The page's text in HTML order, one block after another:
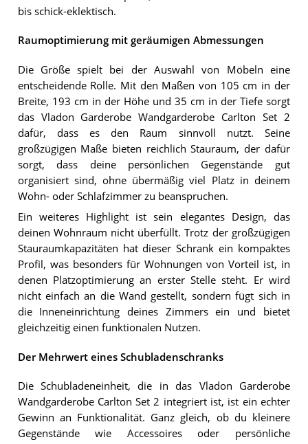
bis schick-eklektisch.
Raumoptimierung mit geräumigen Abmessungen
Die Größe spielt bei der Auswahl von Möbeln eine
entscheidende Rolle. Mit den Maßen von 105 cm in der
Breite, 193 cm in der Höhe und 35 cm in der Tiefe sorgt
das Vladon Garderobe Wandgarderobe Carlton Set 2
dafür, dass es den Raum sinnvoll nutzt. Seine
großzügigen Maße bieten reichlich Stauraum, der dafür
sorgt, dass deine persönlichen Gegenstände gut
organisiert sind, ohne übermäßig viel Platz in deinem
Wohn- oder Schlafzimmer zu beanspruchen.
Ein weiteres Highlight ist sein elegantes Design, das
deinen Wohnraum nicht überfüllt. Trotz der großzügigen
Stauraumkapazitäten hat dieser Schrank ein kompaktes
Profil, was besonders für Wohnungen von Vorteil ist, in
denen Platzoptimierung an erster Stelle steht. Er wird
nicht einfach an die Wand gestellt, sondern fügt sich in
die Inneneinrichtung deines Zimmers ein und bietet
gleichzeitig einen funktionalen Nutzen.
Der Mehrwert eines Schubladenschranks
Die Schubladeneinheit, die in das Vladon Garderobe
Wandgarderobe Carlton Set 2 integriert ist, ist ein echter
Gewinn an Funktionalität. Ganz gleich, ob du kleinere
Gegenstände wie Accessoires oder persönliche